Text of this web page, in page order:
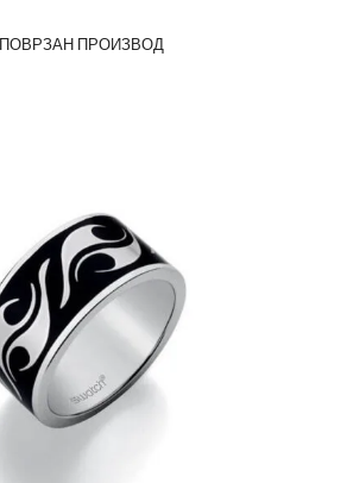
ПОВРЗАН ПРОИЗВОД